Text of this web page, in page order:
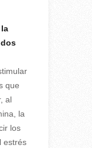
que
al
la
los
estrés